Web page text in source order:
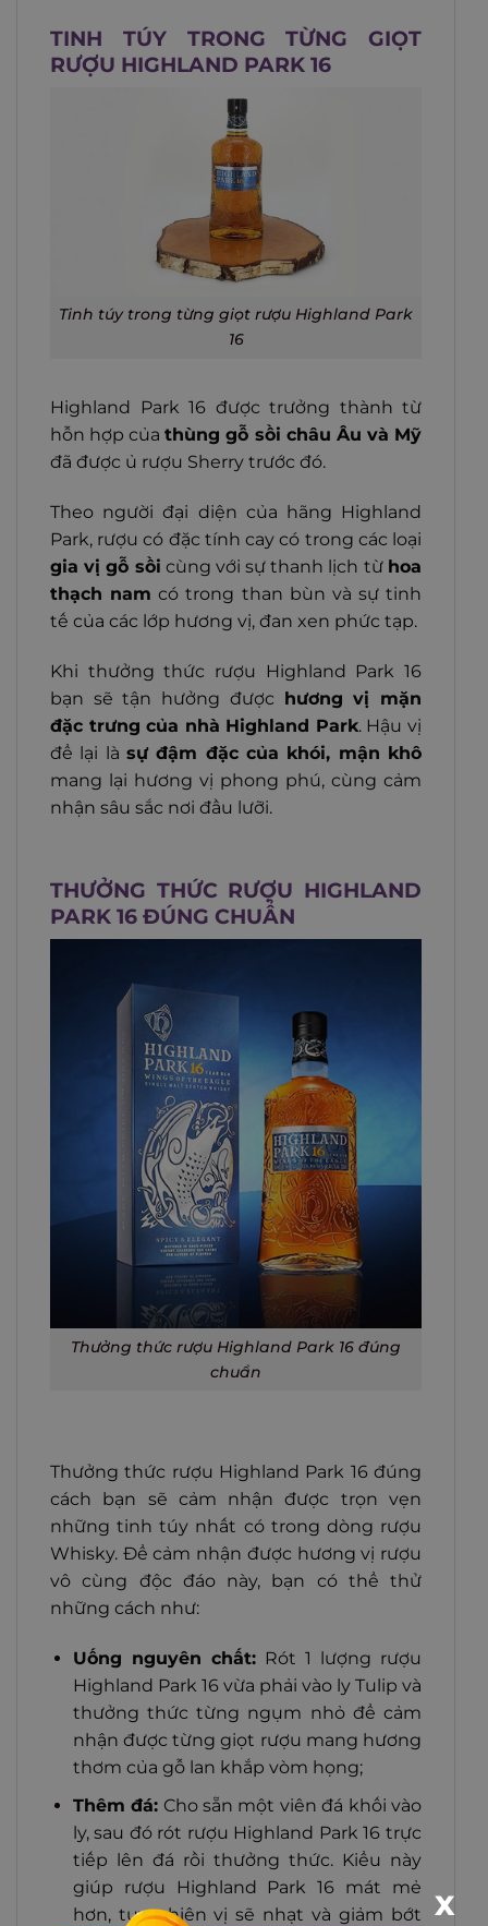
TINH TÚY TRONG TỪNG GIỌT
RƯỢU HIGHLAND PARK 16
Tinh túy trong từng giọt rượu Highland Park
16
Highland Park 16 được trưởng thành từ
hỗn hợp củathùng gỗ sồi châu Âu và Mỹ
đã được ủ rượu Sherry trước đó.
Theo người đại diện của hãng Highland
Park, rượu có đặc tính cay có trong các loại
gia vị gỗ sồi cùng với sự thanh lịch từ hoa
thạch nam có trong than bùn và sự tinh
tế của các lớp hương vị, đan xen phức tạp.
Khi thưởng thức rượu Highland Park 16
bạn sẽ tận hưởng được hương vị mặn
đặc trưng của nhà Highland Park. Hậu vị
để lại là sự đậm đặc của khói, mận khô
mang lại hương vị phong phú, cùng cảm
nhận sâu sắc nơi đầu lưỡi.
THƯỞNG THỨC RƯỢU HIGHLAND
PARK 16 ĐÚNG CHUẨN
Thưởng thức rượu Highland Park 16 đúng
chuẩn
Thưởng thức rượu Highland Park 16 đúng
cách bạn sẽ cảm nhận được trọn vẹn
những tinh túy nhất có trong dòng rượu
Whisky. Để cảm nhận được hương vị rượu
vô cùng độc đáo này, bạn có thể thử
những cách như:
Uống nguyên chất:Rót 1 lượng rượu
Highland Park 16 vừa phải vào ly Tulip và
thưởng thức từng ngụm nhỏ để cảm
nhận được từng giọt rượu mang hương
thơm của gỗ lan khắp vòm họng;
Thêm đá: Cho sẵn một viên đá khối vào
ly, sau đó rót rượu Highland Park 16 trực
tiếp lên đá rồi thưởng thức. Kiểu này
giúp rượu Highland Park 16 mát mẻ
hơn, tuy nhiên vị sẽ nhạt và giảm bớt
X